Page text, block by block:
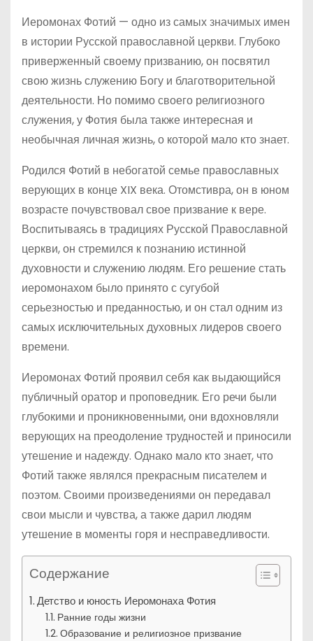
Иеромонах Фотий — одно из самых значимых имен
в истории Русской православной церкви. Глубоко
приверженный своему призванию, он посвятил
свою жизнь служению Богу и благотворительной
деятельности. Но помимо своего религиозного
служения, у Фотия была также интересная и
необычная личная жизнь, о которой мало кто знает.
Родился Фотий в небогатой семье православных
верующих в конце XIX века. Отомстивра, он в юном
возрасте почувствовал свое призвание к вере.
Воспитываясь в традициях Русской Православной
церкви, он стремился к познанию истинной
духовности и служению людям. Его решение стать
иеромонахом было принято с сугубой
серьезностью и преданностью, и он стал одним из
самых исключительных духовных лидеров своего
времени.
Иеромонах Фотий проявил себя как выдающийся
публичный оратор и проповедник. Его речи были
глубокими и проникновенными, они вдохновляли
верующих на преодоление трудностей и приносили
утешение и надежду. Однако мало кто знает, что
Фотий также являлся прекрасным писателем и
поэтом. Своими произведениями он передавал
свои мысли и чувства, а также дарил людям
утешение в моменты горя и несправедливости.
Содержание
Детство и юность Иеромонаха Фотия
Ранние годы жизни
Образование и религиозное призвание